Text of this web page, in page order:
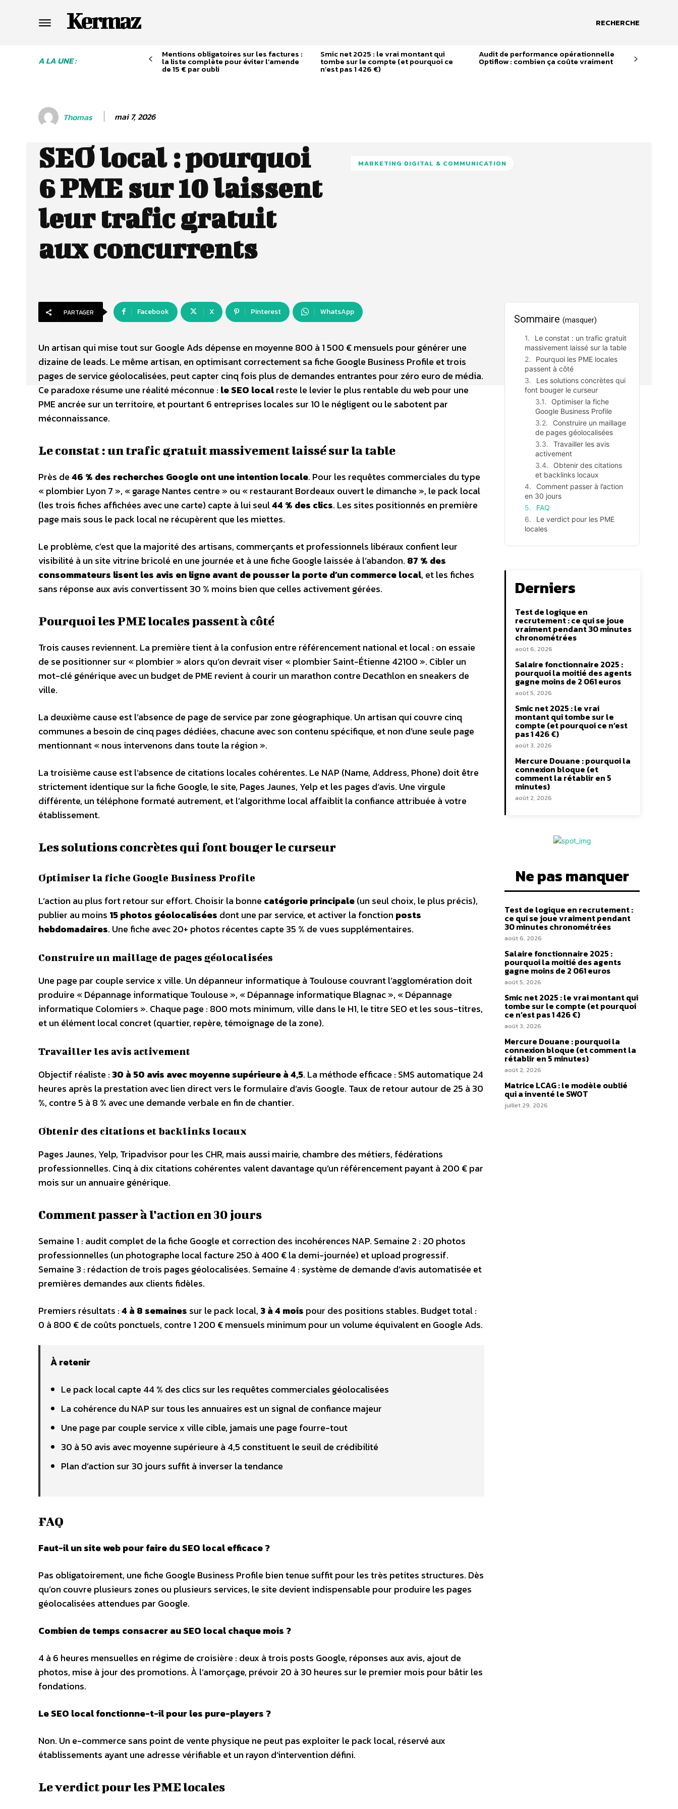
Kermaz RECHERCHE
A LA UNE :
Mentions obligatoires sur les factures :
la liste complète pour éviter l’amende
de 15 € par oubli
Smic net 2025 : le vrai montant qui
tombe sur le compte (et pourquoi ce
n’est pas 1 426 €)
Audit de performance opérationnelle
Optiflow : combien ça coûte vraiment
Thomas mai 7, 2026
SEO local : pourquoi
6 PME sur 10 laissent
leur trafic gratuit
aux concurrents
MARKETING DIGITAL & COMMUNICATION
PARTAGER Facebook X Pinterest WhatsApp
Un artisan qui mise tout sur Google Ads dépense en moyenne 800 à 1 500 € mensuels pour générer une
dizaine de leads. Le même artisan, en optimisant correctement sa fiche Google Business Profile et trois
pages de service géolocalisées, peut capter cinq fois plus de demandes entrantes pour zéro euro de média.
Ce paradoxe résume une réalité méconnue : le SEO localreste le levier le plus rentable du web pour une
PME ancrée sur un territoire, et pourtant 6 entreprises locales sur 10 le négligent ou le sabotent par
méconnaissance.
Le constat : un trafic gratuit massivement laissé sur la table
Près de46 % des recherches Google ont une intention locale. Pour les requêtes commerciales du type
« plombier Lyon 7 », « garage Nantes centre » ou « restaurant Bordeaux ouvert le dimanche », le pack local
(les trois fiches affichées avec une carte) capte à lui seul44 % des clics. Les sites positionnés en première
page mais sous le pack local ne récupèrent que les miettes.
Le problème, c’est que la majorité des artisans, commerçants et professionnels libéraux confient leur
visibilité à un site vitrine bricolé en une journée et à une fiche Google laissée à l’abandon. 87 % des
consommateurs lisent les avis en ligne avant de pousser la porte d’un commerce local, et les fiches
sans réponse aux avis convertissent 30 % moins bien que celles activement gérées.
Pourquoi les PME locales passent à côté
Trois causes reviennent. La première tient à la confusion entre référencement national et local : on essaie
de se positionner sur « plombier » alors qu’on devrait viser « plombier Saint-Étienne 42100 ». Cibler un
mot-clé générique avec un budget de PME revient à courir un marathon contre Decathlon en sneakers de
ville.
La deuxième cause est l’absence de page de service par zone géographique. Un artisan qui couvre cinq
communes a besoin de cinq pages dédiées, chacune avec son contenu spécifique, et non d’une seule page
mentionnant « nous intervenons dans toute la région ».
La troisième cause est l’absence de citations locales cohérentes. Le NAP (Name, Address, Phone) doit être
strictement identique sur la fiche Google, le site, Pages Jaunes, Yelp et les pages d’avis. Une virgule
différente, un téléphone formaté autrement, et l’algorithme local affaiblit la confiance attribuée à votre
établissement.
Les solutions concrètes qui font bouger le curseur
Optimiser la fiche Google Business Profile
L’action au plus fort retour sur effort. Choisir la bonne catégorie principale(un seul choix, le plus précis),
publier au moins 15 photos géolocalisées dont une par service, et activer la fonction posts
hebdomadaires. Une fiche avec 20+ photos récentes capte 35 % de vues supplémentaires.
Construire un maillage de pages géolocalisées
Une page par couple service x ville. Un dépanneur informatique à Toulouse couvrant l’agglomération doit
produire « Dépannage informatique Toulouse », « Dépannage informatique Blagnac », « Dépannage
informatique Colomiers ». Chaque page : 800 mots minimum, ville dans le H1, le titre SEO et les sous-titres,
et un élément local concret (quartier, repère, témoignage de la zone).
Travailler les avis activement
Objectif réaliste : 30 à 50 avis avec moyenne supérieure à 4,5. La méthode efficace : SMS automatique 24
heures après la prestation avec lien direct vers le formulaire d’avis Google. Taux de retour autour de 25 à 30
%, contre 5 à 8 % avec une demande verbale en fin de chantier.
Obtenir des citations et backlinks locaux
Pages Jaunes, Yelp, Tripadvisor pour les CHR, mais aussi mairie, chambre des métiers, fédérations
professionnelles. Cinq à dix citations cohérentes valent davantage qu’un référencement payant à 200 € par
mois sur un annuaire générique.
Comment passer à l’action en 30 jours
Semaine 1 : audit complet de la fiche Google et correction des incohérences NAP. Semaine 2 : 20 photos
professionnelles (un photographe local facture 250 à 400 € la demi-journée) et upload progressif.
Semaine 3 : rédaction de trois pages géolocalisées. Semaine 4 : système de demande d’avis automatisée et
premières demandes aux clients fidèles.
Premiers résultats :4 à 8 semaines sur le pack local, 3 à 4 mois pour des positions stables. Budget total :
0 à 800 € de coûts ponctuels, contre 1 200 € mensuels minimum pour un volume équivalent en Google Ads.
À retenir
Le pack local capte 44 % des clics sur les requêtes commerciales géolocalisées
La cohérence du NAP sur tous les annuaires est un signal de confiance majeur
Une page par couple service x ville cible, jamais une page fourre-tout
30 à 50 avis avec moyenne supérieure à 4,5 constituent le seuil de crédibilité
Plan d’action sur 30 jours suffit à inverser la tendance
FAQ
Faut-il un site web pour faire du SEO local efficace ?
Pas obligatoirement, une fiche Google Business Profile bien tenue suffit pour les très petites structures. Dès
qu’on couvre plusieurs zones ou plusieurs services, le site devient indispensable pour produire les pages
géolocalisées attendues par Google.
Combien de temps consacrer au SEO local chaque mois ?
4 à 6 heures mensuelles en régime de croisière : deux à trois posts Google, réponses aux avis, ajout de
photos, mise à jour des promotions. À l’amorçage, prévoir 20 à 30 heures sur le premier mois pour bâtir les
fondations.
Le SEO local fonctionne-t-il pour les pure-players ?
Non. Un e-commerce sans point de vente physique ne peut pas exploiter le pack local, réservé aux
établissements ayant une adresse vérifiable et un rayon d’intervention défini.
Le verdict pour les PME locales
Sommaire (masquer)
Le constat : un trafic gratuit
massivement laissé sur la table
Pourquoi les PME locales
passent à côté
Les solutions concrètes qui
font bouger le curseur
Optimiser la fiche
Google Business Profile
Construire un maillage
de pages géolocalisées
Travailler les avis
activement
Obtenir des citations
et backlinks locaux
Comment passer à l’action
en 30 jours
FAQ
Le verdict pour les PME
locales
Derniers
Test de logique en
recrutement : ce qui se joue
vraiment pendant 30 minutes
chronométrées
août 6, 2026
Salaire fonctionnaire 2025 :
pourquoi la moitié des agents
gagne moins de 2 061 euros
août 5, 2026
Smic net 2025 : le vrai
montant qui tombe sur le
compte (et pourquoi ce n’est
pas 1 426 €)
août 3, 2026
Mercure Douane : pourquoi la
connexion bloque (et
comment la rétablir en 5
minutes)
août 2, 2026
Ne pas manquer
Test de logique en recrutement :
ce qui se joue vraiment pendant
30 minutes chronométrées
août 6, 2026
Salaire fonctionnaire 2025 :
pourquoi la moitié des agents
gagne moins de 2 061 euros
août 5, 2026
Smic net 2025 : le vrai montant qui
tombe sur le compte (et pourquoi
ce n’est pas 1 426 €)
août 3, 2026
Mercure Douane : pourquoi la
connexion bloque (et comment la
rétablir en 5 minutes)
août 2, 2026
Matrice LCAG : le modèle oublié
qui a inventé le SWOT
juillet 29, 2026